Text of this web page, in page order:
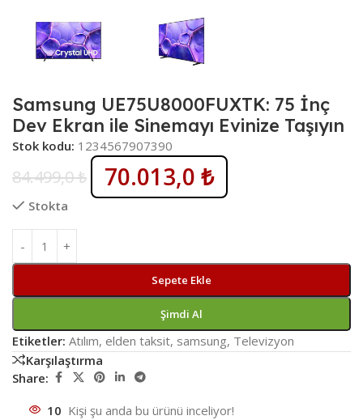
Samsung UE75U8000FUXTK: 75 İnç
Dev Ekran ile Sinemayı Evinize Taşıyın
Stok kodu: 1234567907390
84.499,0₺ 70.013,0 ₺
Stokta
Sepete Ekle
Şimdi Al
Etiketler: Atılım, elden taksit, samsung, Televizyon
Karşılaştırma
Share:
10 Kişi şu anda bu ürünü inceliyor!